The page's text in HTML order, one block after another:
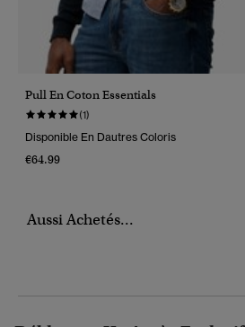
Pull En Coton Essentials
(1)
Disponible En Dautres Coloris
€64.99
Aussi Achetés...